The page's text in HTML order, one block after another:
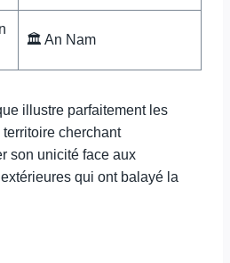
🏛️ An Nam
illustre parfaitement les
territoire cherchant
son unicité face aux
qui ont balayé la